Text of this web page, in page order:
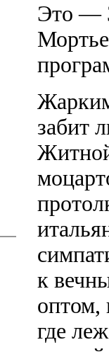
Это —
забит
к
оптом,
где